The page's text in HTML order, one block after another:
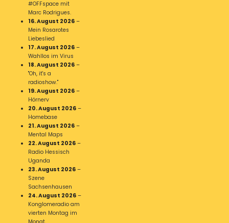
#OFFspace mit
Marc Rodrigues.
16. August 2026 –
Mein Rosarotes
Liebeslied
17. August 2026 –
Wahllos im Virus
18. August 2026 –
"Oh, it's a
radioshow."
19. August 2026 –
Hörnerv
20. August 2026 –
Homebase
21. August 2026 –
Mental Maps
22. August 2026 –
Radio Hessisch
Uganda
23. August 2026 –
Szene
Sachsenhausen
24. August 2026 –
Konglomeradio am
vierten Montag im